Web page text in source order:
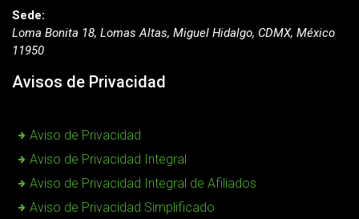
Sede:
Loma Bonita 18, Lomas Altas, Miguel Hidalgo, CDMX, México
11950
Avisos de Privacidad
Aviso de Privacidad
Aviso de Privacidad Integral
Aviso de Privacidad Integral de Afiliados
Aviso de Privacidad Simplificado